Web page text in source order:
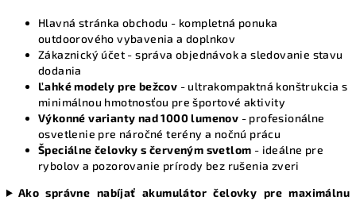
Hlavná stránka obchodu - kompletná ponuka
outdoorového vybavenia a doplnkov
Zákaznický účet - správa objednávok a sledovanie stavu
dodania
Ľahké modely pre bežcov - ultrakompaktná konštrukcia s
minimálnou hmotnosťou pre športové aktivity
Výkonné varianty nad 1000 lumenov - profesionálne
osvetlenie pre náročné terény a nočnú prácu
Špeciálne čelovky s červeným svetlom - ideálne pre
rybolov a pozorovanie prírody bez rušenia zveri
Ako správne nabíjať akumulátor čelovky pre maximálnu